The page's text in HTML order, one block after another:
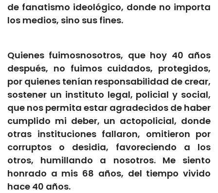
de fanatismo ideológico, donde no importa
los medios, sino sus fines.
Quienes fuimosnosotros, que hoy 40 años
después, no fuimos cuidados, protegidos,
por quienes tenían responsabilidad de crear,
sostener un instituto legal, policial y social,
que nos permita estar agradecidos de haber
cumplido mi deber, un actopolicial, donde
otras instituciones fallaron, omitieron por
corruptos o desidia, favoreciendo a los
otros, humillando a nosotros. Me siento
honrado a mis 68 años, del tiempo vivido
hace 40 años.